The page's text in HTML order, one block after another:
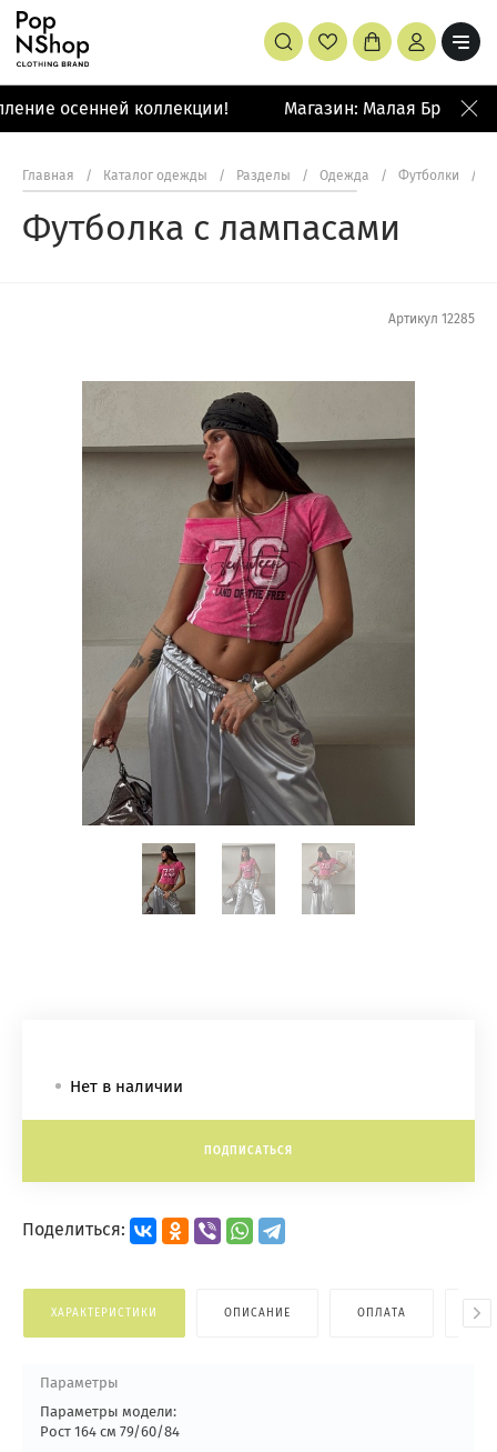
осенней коллекции! Магазин: Малая Бронная
Главная / Каталог одежды / Разделы / Одежда / Футболки /
Футболка с лампасами
Артикул 12285
Нет в наличии
ПОДПИСАТЬСЯ
Поделиться:
ХАРАКТЕРИСТИКИ ОПИСАНИЕ ОПЛАТА
Параметры
Параметры модели:
Рост 164 см 79/60/84